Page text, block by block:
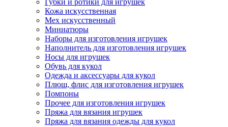
Губки и ротики для игрушек
Кожа искусственная
Мех искусственный
Миниатюры
Наборы для изготовления игрушек
Наполнитель для изготовления игрушек
Носы для игрушек
Обувь для кукол
Одежда и аксессуары для кукол
Плюш, флис для изготовления игрушек
Помпоны
Прочее для изготовления игрушек
Пряжа для вязания игрушек
Пряжа для вязания одежды для кукол